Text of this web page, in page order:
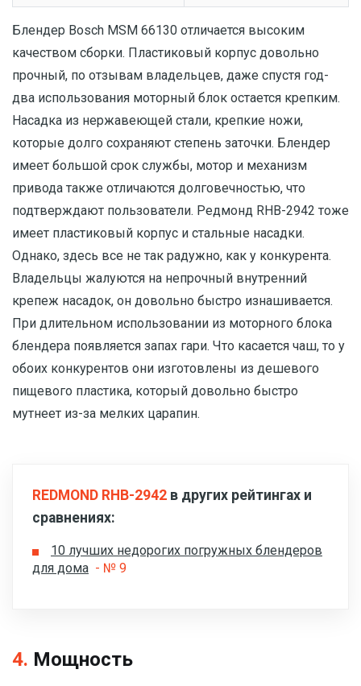
Блендер Bosch MSM 66130 отличается высоким
качеством сборки. Пластиковый корпус довольно
прочный, по отзывам владельцев, даже спустя год-
два использования моторный блок остается крепким.
Насадка из нержавеющей стали, крепкие ножи,
которые долго сохраняют степень заточки. Блендер
имеет большой срок службы, мотор и механизм
привода также отличаются долговечностью, что
подтверждают пользователи. Редмонд RHB-2942 тоже
имеет пластиковый корпус и стальные насадки.
Однако, здесь все не так радужно, как у конкурента.
Владельцы жалуются на непрочный внутренний
крепеж насадок, он довольно быстро изнашивается.
При длительном использовании из моторного блока
блендера появляется запах гари. Что касается чаш, то у
обоих конкурентов они изготовлены из дешевого
пищевого пластика, который довольно быстро
мутнеет из-за мелких царапин.
REDMOND RHB-2942 в других рейтингах и
сравнениях:
10 лучших недорогих погружных блендеров
для дома - № 9
4. Мощность